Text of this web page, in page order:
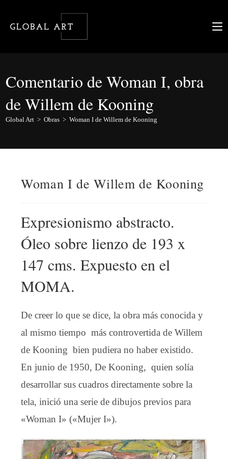
contenido
Comentario de Woman I, obra
de Willem de Kooning
Global Art > Obras > Woman I de Willem de Kooning
Woman I de Willem de Kooning
Expresionismo abstracto.
Óleo sobre lienzo de 193 x
147 cms. Expuesto en el
MOMA.
De creer lo que se dice, la obra más conocida y
al mismo tiempo más controvertida de Willem
de Kooning bien pudiera no haber existido.
En junio de 1950, De Kooning, quien solía
desarrollar sus cuadros directamente sobre la
tela, inició una serie de dibujos previos para
«Woman I» («Mujer I»).